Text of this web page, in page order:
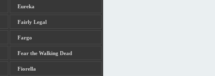
Eureka
Fairly Legal
Fargo
Fear the Walking Dead
Fiorella